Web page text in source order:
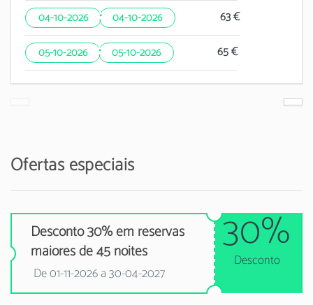
04-10-2026 · 04-10-2026 63 €
05-10-2026 · 05-10-2026 65 €
Ofertas especiais
Desconto 30% em reservas
maiores de 45 noites
De 01-11-2026 a 30-04-2027
30%
Desconto